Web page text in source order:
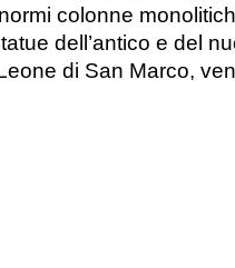
colonne
dell’antico e del
di San Marco,